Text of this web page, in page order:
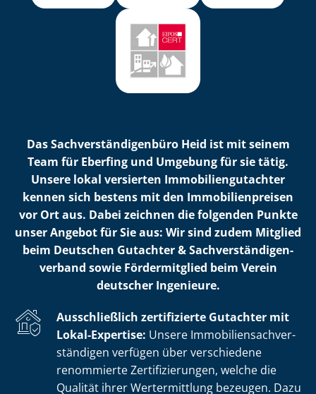
Das Sach­ver­stän­di­gen­bü­ro Heid ist mit seinem
Team für Eberfing und Umgebung für sie tätig.
Unsere lokal versierten Im­mo­bi­li­en­gut­ach­ter
kennen sich bestens mit den Im­mo­bi­li­en­prei­sen
vor Ort aus. Dabei zeichnen die folgenden Punkte
unser Angebot für Sie aus: Wir sind zudem Mitglied
beim Deutschen Gutachter & Sach­ver­stän­di­gen­
ver­band sowie Fördermitglied beim Verein
deutscher Ingenieure.
Ausschließlich zertifizierte Gutachter mit
Lokal-Expertise: Unsere Im­mo­bi­li­en­sach­ver­
stän­di­gen verfügen über verschiedene
renommierte Zer­ti­fi­zie­run­gen, welche die
Qualität ihrer Wertermittlung bezeugen. Dazu